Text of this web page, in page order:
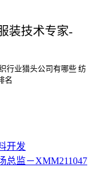
行业猎头公司有哪些 纺
名
开发
总监－XMM211047